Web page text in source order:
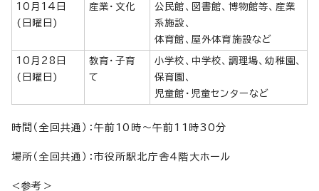
10月14日
(日曜日)
産業・文化
公民館、図書館、博物館等、産業
系施設、
体育館、屋外体育施設など
10月28日
(日曜日)
教育・子育
て
小学校、中学校、調理場、幼稚園、
保育園、
児童館・児童センターなど
時間（全回共通）：午前10時～午前11時30分
場所（全回共通）：市役所駅北庁舎4階大ホール
<参考＞